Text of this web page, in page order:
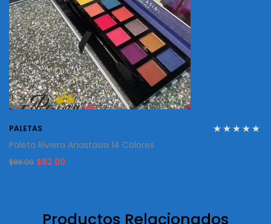
PALETAS
Paleta Riviera Anastasia 14 Colores
$98.00 Original
$82.00
Productos Relacionados